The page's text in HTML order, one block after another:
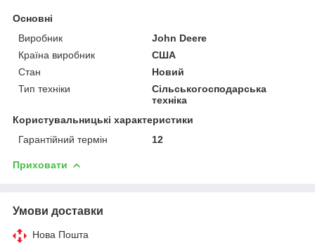
Основні
Виробник
John Deere
Країна виробник
США
Стан
Новий
Тип техніки
Сільськогосподарська
техніка
Користувальницькі характеристики
Гарантійний термін
12
Приховати
Умови доставки
Нова Пошта